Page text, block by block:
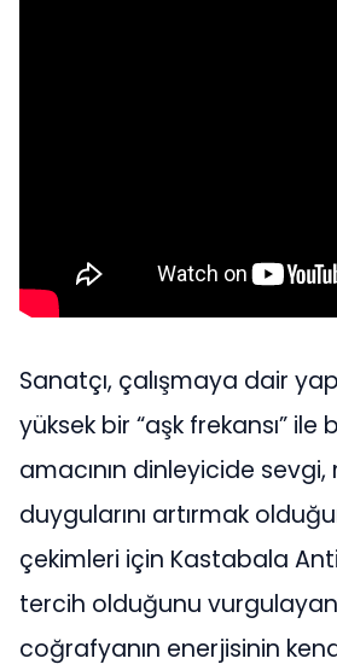
Sanatçı, çalışmaya dair
yüksek bir “aşk frekansı”
amacının dinleyicide
duygularını artırmak
çekimleri için Kastabala
tercih olduğunu
coğrafyanın enerjisinin